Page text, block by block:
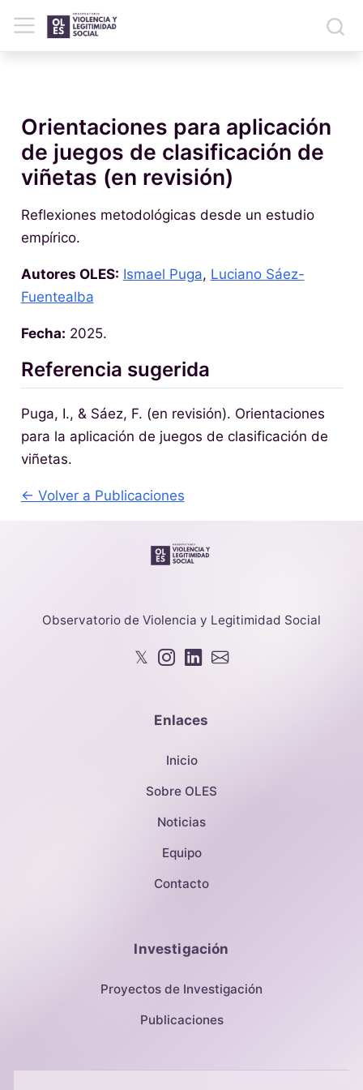
Orientaciones para aplicación
de juegos de clasificación de
viñetas (en revisión)
Reflexiones metodológicas desde un estudio
empírico.
Autores OLES: Ismael Puga, Luciano Sáez-
Fuentealba
Fecha: 2025.
Referencia sugerida
Puga, I., & Sáez, F. (en revisión). Orientaciones
para la aplicación de juegos de clasificación de
viñetas.
← Volver a Publicaciones
Observatorio de Violencia y Legitimidad Social
𝕏
Enlaces
Inicio
Sobre OLES
Noticias
Equipo
Contacto
Investigación
Proyectos de Investigación
Publicaciones